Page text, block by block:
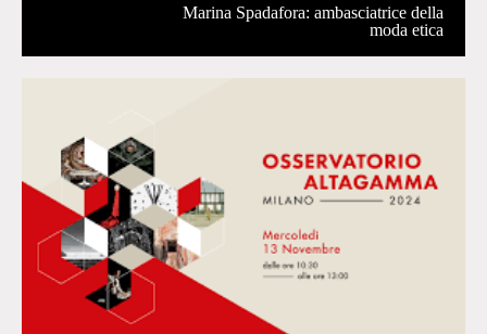
Marina Spadafora: ambasciatrice della
moda etica